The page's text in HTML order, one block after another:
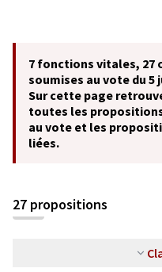
7 fonctions vitales, 27
soumises au vote du 5
Sur cette page
toutes les
au vote et les
liées.
27 propositions